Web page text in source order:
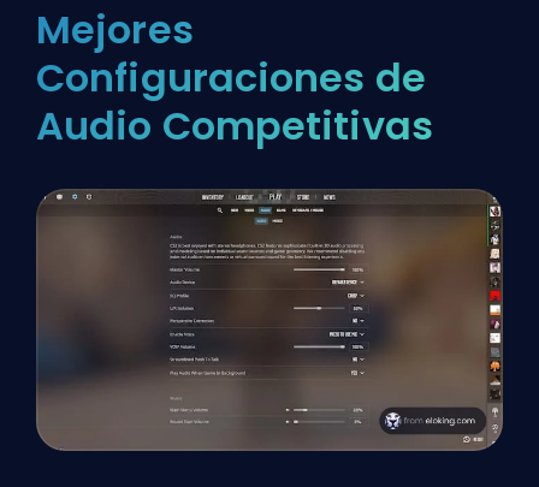
Mejores
Configuraciones de
Audio Competitivas